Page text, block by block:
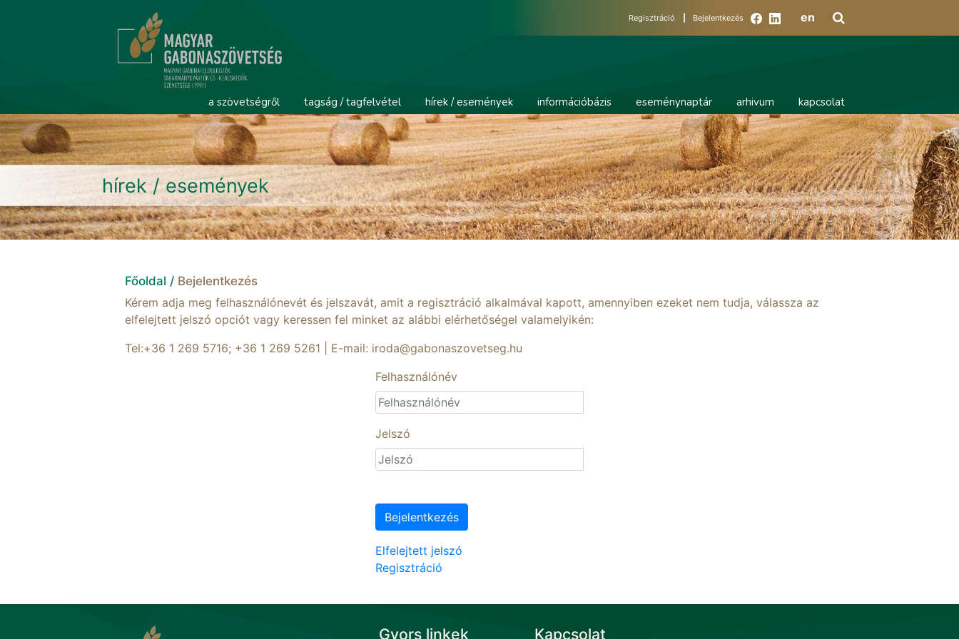
Regisztráció Bejelentkezés en
a szövetségről tagság / tagfelvétel hírek / események információbázis eseménynaptár arhivum kapcsolat
hírek / események
Főoldal / Bejelentkezés
Kérem adja meg felhasználónevét és jelszavát, amit a regisztráció alkalmával kapott, amennyiben ezeket nem tudja, válassza az
elfelejtett jelszó opciót vagy keressen fel minket az alábbi elérhetőségel valamelyikén:
Tel:+36 1 269 5716; +36 1 269 5261 | E-mail: iroda@gabonaszovetseg.hu
Felhasználónév
Jelszó
Bejelentkezés
Elfelejtett jelszó
Regisztráció
Gyors linkek Kapcsolat